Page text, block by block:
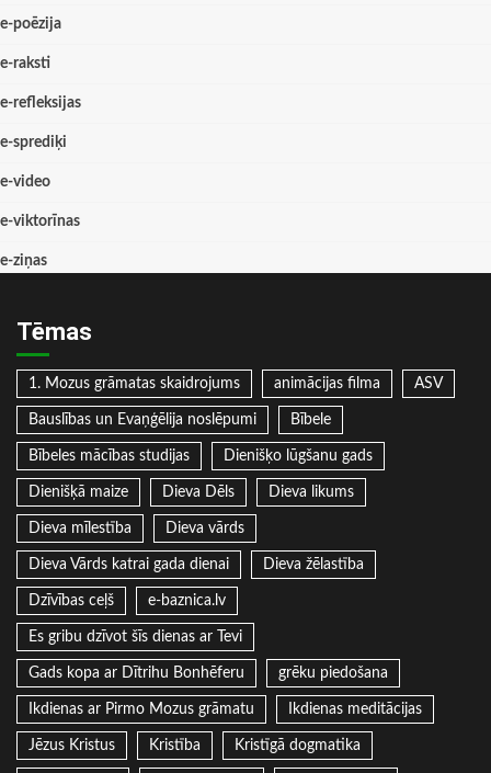
e-poēzija
e-raksti
e-refleksijas
e-sprediķi
e-video
e-viktorīnas
e-ziņas
Tēmas
1. Mozus grāmatas skaidrojums animācijas filma ASV
Bauslības un Evaņģēlija noslēpumi Bībele
Bībeles mācības studijas Dienišķo lūgšanu gads
Dienišķā maize Dieva Dēls Dieva likums
Dieva mīlestība Dieva vārds
Dieva Vārds katrai gada dienai Dieva žēlastība
Dzīvības ceļš e-baznica.lv
Es gribu dzīvot šīs dienas ar Tevi
Gads kopa ar Dītrihu Bonhēferu grēku piedošana
Ikdienas ar Pirmo Mozus grāmatu Ikdienas meditācijas
Jēzus Kristus Kristība Kristīgā dogmatika